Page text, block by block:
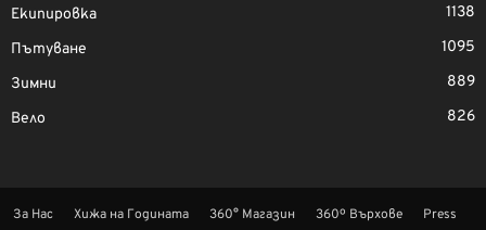
Екипировка
1138
Пътуване
1095
Зимни
889
Вело
826
За Нас Хижа на Годината 360° Магазин 360º Върхове
Press